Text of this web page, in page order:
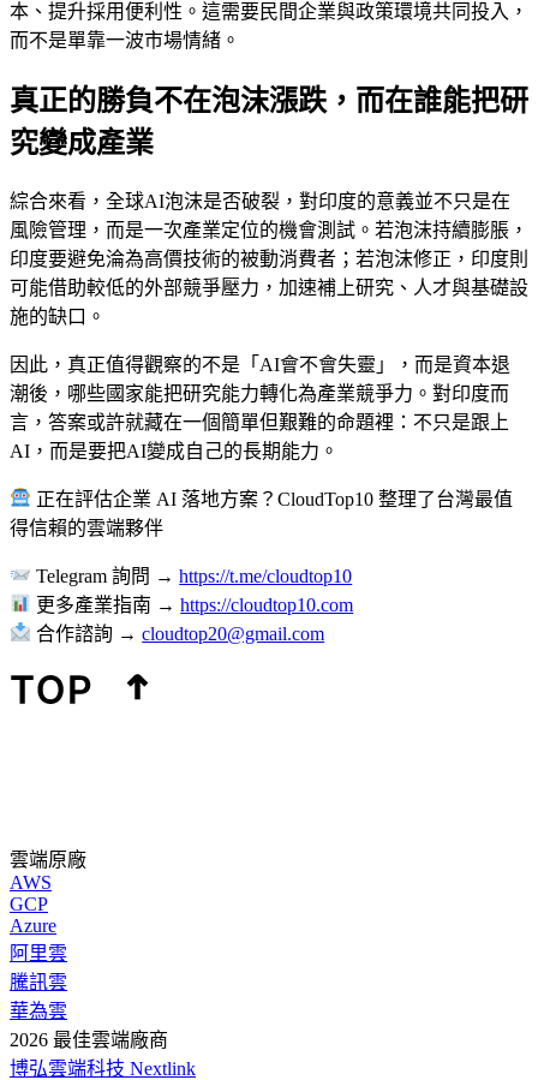
本、提升採用便利性。這需要民間企業與政策環境共同投入，
而不是單靠一波市場情緒。
真正的勝負不在泡沫漲跌，而在誰能把研
究變成產業
綜合來看，全球AI泡沫是否破裂，對印度的意義並不只是在
風險管理，而是一次產業定位的機會測試。若泡沫持續膨脹，
印度要避免淪為高價技術的被動消費者；若泡沫修正，印度則
可能借助較低的外部競爭壓力，加速補上研究、人才與基礎設
施的缺口。
因此，真正值得觀察的不是「AI會不會失靈」，而是資本退
潮後，哪些國家能把研究能力轉化為產業競爭力。對印度而
言，答案或許就藏在一個簡單但艱難的命題裡：不只是跟上
AI，而是要把AI變成自己的長期能力。
正在評估企業 AI 落地方案？CloudTop10 整理了台灣最值
得信賴的雲端夥伴
Telegram 詢問 →https://t.me/cloudtop10
更多產業指南 →https://cloudtop10.com
合作諮詢 →cloudtop20@gmail.com
雲端原廠
AWS
GCP
Azure
阿里雲
騰訊雲
華為雲
2026 最佳雲端廠商
博弘雲端科技 Nextlink